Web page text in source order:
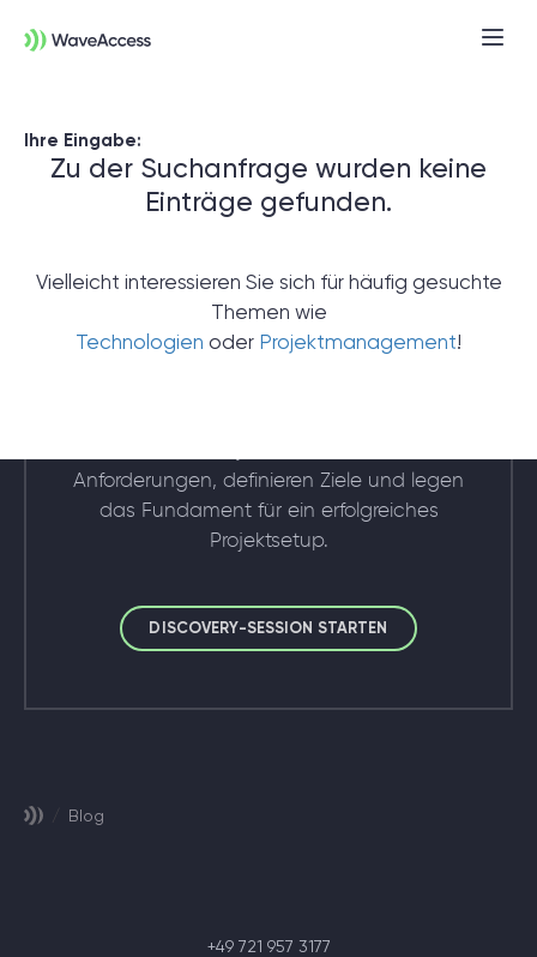
Ihre Eingabe:
Zu der Suchanfrage wurden keine
Einträge gefunden.
Vielleicht interessieren Sie sich für häufig gesuchte
Themen wie
Technologien oder Projektmanagement!
Noch nicht sicher, was Sie
Anforderungen, definieren Ziele und legen
das Fundament für ein erfolgreiches
Projektsetup.
DISCOVERY-SESSION STARTEN
Blog
+49 721 957 3177